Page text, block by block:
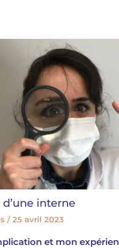
d’une interne
/25 avril 2023
et mon